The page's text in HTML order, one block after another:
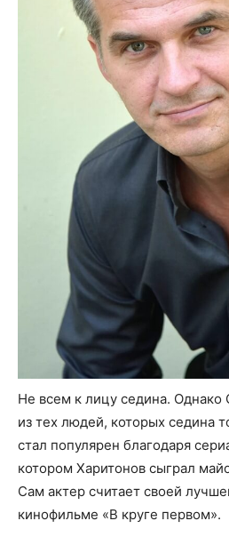
Не всем к лицу седина. Однако
из тех людей, которых седина
стал популярен благодаря
котором Харитонов сыграл
Сам актер считает своей
кинофильме «В круге первом».